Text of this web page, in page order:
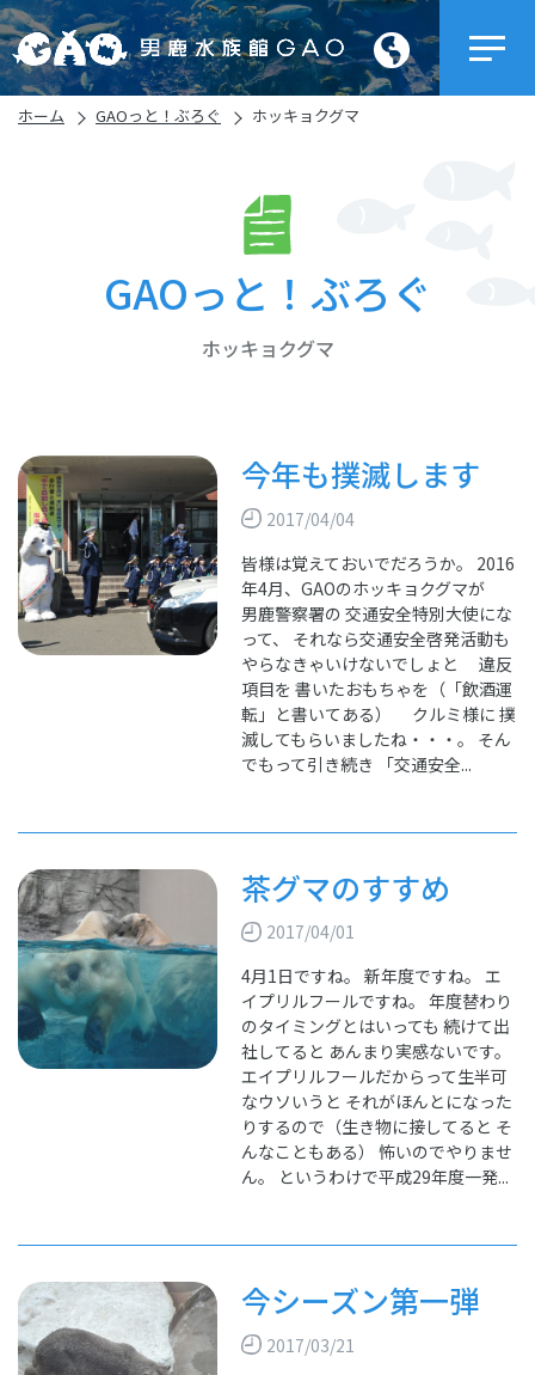
ホーム GAOっと！ぶろぐ ホッキョクグマ
GAOっと！ぶろぐ
ホッキョクグマ
今年も撲滅します
2017/04/04
皆様は覚えておいでだろうか。 2016
年4月、GAOのホッキョクグマが
男鹿警察署の 交通安全特別大使にな
って、 それなら交通安全啓発活動も
やらなきゃいけないでしょと 違反
項目を 書いたおもちゃを（「飲酒運
転」と書いてある） クルミ様に 撲
滅してもらいましたね・・・。 そん
でもって引き続き 「交通安全...
茶グマのすすめ
2017/04/01
4月1日ですね。 新年度ですね。 エ
イプリルフールですね。 年度替わり
のタイミングとはいっても 続けて出
社してると あんまり実感ないです。
エイプリルフールだからって生半可
なウソいうと それがほんとになった
りするので（生き物に接してると そ
んなこともある） 怖いのでやりませ
ん。 というわけで平成29年度一発...
今シーズン第一弾
2017/03/21